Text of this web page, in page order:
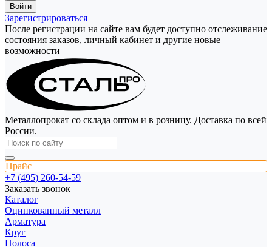
Зарегистрироваться
После регистрации на сайте вам будет доступно отслеживание
состояния заказов, личный кабинет и другие новые
возможности
Металлопрокат со склада оптом и в розницу. Доставка по всей
России.
Прайс
+7 (495) 260-54-59
Заказать звонок
Каталог
Оцинкованный металл
Арматура
Круг
Полоса